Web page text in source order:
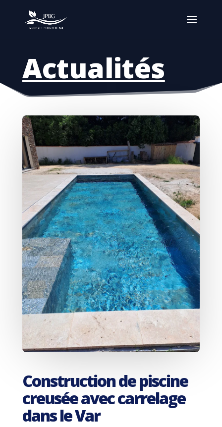
Actualités
Construction de piscine
creusée avec carrelage
dans le Var